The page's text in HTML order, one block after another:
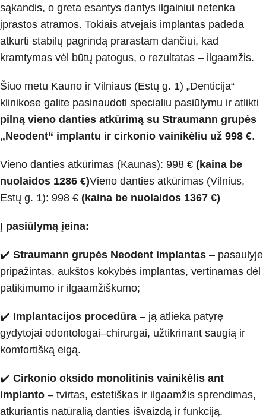
sąkandis, o greta esantys dantys ilgainiui netenka
įprastos atramos. Tokiais atvejais implantas padeda
atkurti stabilų pagrindą prarastam dančiui, kad
kramtymas vėl būtų patogus, o rezultatas – ilgaamžis.
Šiuo metu Kauno ir Vilniaus (Estų g. 1) „Denticija“
klinikose galite pasinaudoti specialiu pasiūlymu ir atlikti
pilną vieno danties atkūrimą su Straumann grupės
„Neodent“ implantu ir cirkonio vainikėliu už 998 €.
Vieno danties atkūrimas (Kaunas): 998 € (kaina be
nuolaidos 1286 €)Vieno danties atkūrimas (Vilnius,
Estų g. 1): 998 € (kaina be nuolaidos 1367 €)
Į pasiūlymą įeina:
✔️ Straumann grupės Neodent implantas – pasaulyje
pripažintas, aukštos kokybės implantas, vertinamas dėl
patikimumo ir ilgaamžiškumo;
✔️ Implantacijos procedūra – ją atlieka patyrę
gydytojai odontologai–chirurgai, užtikrinant saugią ir
komfortišką eigą.
✔️ Cirkonio oksido monolitinis vainikėlis ant
implanto – tvirtas, estetiškas ir ilgaamžis sprendimas,
atkuriantis natūralią danties išvaizdą ir funkciją.